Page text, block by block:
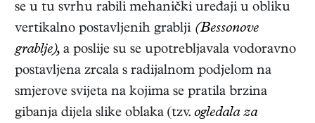
se u tu svrhu rabili mehanički uređaji u obliku
vertikalno postavljenih grablji (Bessonove
grablje), a poslije su se upotrebljavala vodoravno
postavljena zrcala s radijalnom podjelom na
smjerove svijeta na kojima se pratila brzina
gibanja dijela slike oblaka (tzv. ogledala za